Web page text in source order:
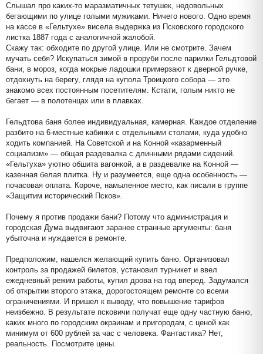
Слышал про каких-то маразматичных тетушек, недовольных
бегающими по улице голыми мужиками. Ничего нового. Одно время
на кассе в «Гельтухе» висела выдержка из Псковского городского
листка 1887 года с аналогичной жалобой.
Скажу так: обходите по другой улице. Или не смотрите. Зачем
мучать себя? Искупаться зимой в проруби после парилки Гельдтовой
бани, в мороз, когда мокрые ладошки примерзают к дверной ручке,
отдохнуть на берегу, глядя на купола Троицкого собора — это
знакомо всех постоянным посетителям. Кстати, голым никто не
бегает — в полотенцах или в плавках.
Гельдтова баня более индивидуальная, камерная. Каждое отделение
разбито на 6-местные кабинки с отдельными столами, куда удобно
ходить компанией. На Советской и на Конной «казарменный
социализм» — общая раздевалка с длинными рядами сидений.
«Гельтуха» уютно обшита вагонкой, а в раздевалке на Конной —
казенная белая плитка. Ну и разумеется, еще одна особенность —
почасовая оплата. Короче, намыленное место, как писали в группе
«Защитим исторический Псков».
Почему я против продажи бани? Потому что администрация и
городская Дума выдвигают заранее странные аргументы: баня
убыточна и нуждается в ремонте.
Предположим, нашелся желающий купить баню. Организовал
контроль за продажей билетов, установил турникет и ввел
ежедневный режим работы, купил дрова на год вперед. Задумался
об открытии второго этажа, дорогостоящем ремонте со всеми
ограничениями. И пришел к выводу, что повышение тарифов
неизбежно. В результате псковичи получат еще одну частную баню,
каких много по городским окраинам и пригородам, с ценой как
минимум от 600 рублей за час с человека. Фантастика? Нет,
реальность. Посмотрите цены.